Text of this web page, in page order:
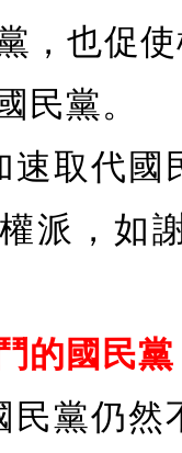
，也促
民黨。
速取代國
派，如
的國民黨
民黨仍然